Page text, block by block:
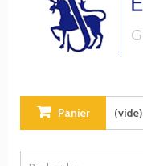
Panier (vide)